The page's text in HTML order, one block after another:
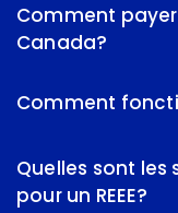
Comment
Canada?
Comment
Quelles sont
pour un REEE?